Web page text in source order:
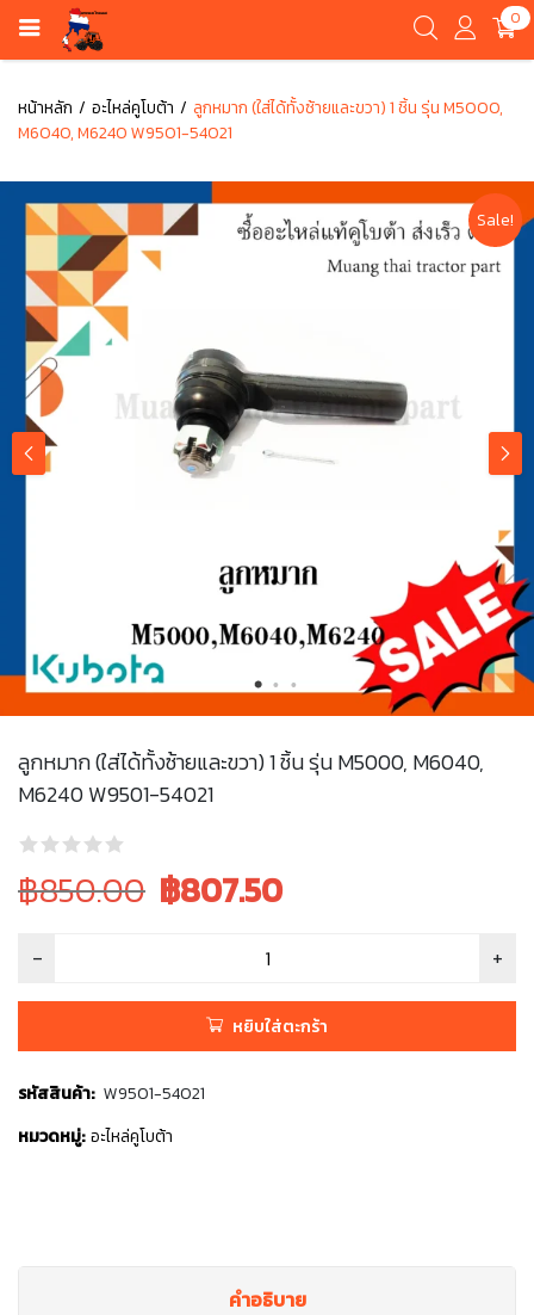
0
หน้าหลัก อะไหล่คูโบต้า
ลูกหมาก (ใส่ได้ทั้งซ้ายและขวา) 1 ชิ้น รุ่น M5000,
M6040, M6240 W9501-54021
Sale!
ลูกหมาก (ใส่ได้ทั้งซ้ายและขวา) 1 ชิ้น รุ่น M5000, M6040,
M6240 W9501-54021
Original
price
was:
฿850.00 Current
฿807.50
หยิบใส่ตะกร้า
รหัสสินค้า: W9501-54021
หมวดหมู่: อะไหล่คูโบต้า
คำอธิบาย